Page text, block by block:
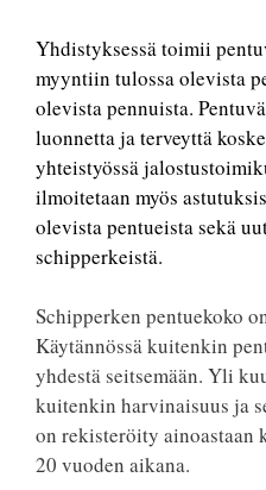
Yhdistyksessä toimii
myyntiin tulossa olevista
olevista pennuista.
luonnetta ja terveyttä
yhteistyössä
ilmoitetaan myös
olevista pentueista sekä
schipperkeistä.
Schipperken pentuekoko
Käytännössä kuitenkin
yhdestä seitsemään. Yli
kuitenkin harvinaisuus ja
on rekisteröity ainoastaan
20 vuoden aikana.